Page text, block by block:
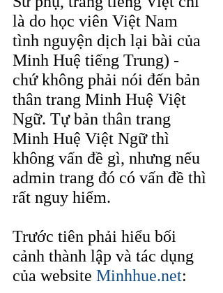
là do học viên Việt Nam
tình nguyện dịch lại bài của
Minh Huệ tiếng Trung) -
chứ không phải nói đến bản
thân trang Minh Huệ Việt
Ngữ. Tự bản thân trang
Minh Huệ Việt Ngữ thì
không vấn đề gì, nhưng nếu
admin trang đó có vấn đề thì
rất nguy hiểm.
Trước tiên phải hiểu bối
cảnh thành lập và tác dụng
của website Minhhue.net: